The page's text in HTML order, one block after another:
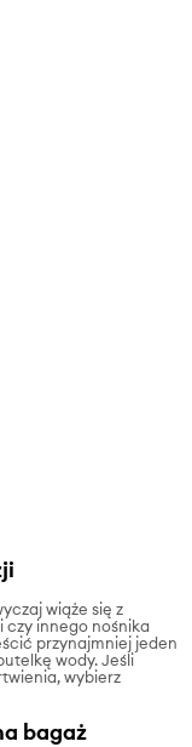
wiąże się z
czy innego nośnika
przynajmniej jeden
wody. Jeśli
wybierz
bagaż